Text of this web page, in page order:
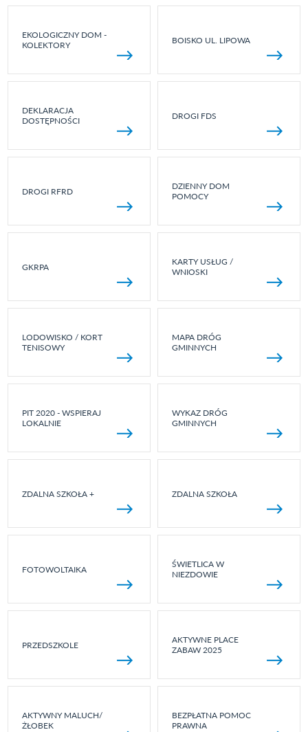
EKOLOGICZNY DOM -
KOLEKTORY
BOISKO UL. LIPOWA
DEKLARACJA
DOSTĘPNOŚCI
DROGI FDS
DROGI RFRD
DZIENNY DOM
POMOCY
GKRPA
KARTY USŁUG /
WNIOSKI
LODOWISKO / KORT
TENISOWY
MAPA DRÓG
GMINNYCH
PIT 2020 - WSPIERAJ
LOKALNIE
WYKAZ DRÓG
GMINNYCH
ZDALNA SZKOŁA + ZDALNA SZKOŁA
FOTOWOLTAIKA
ŚWIETLICA W
NIEZDOWIE
PRZEDSZKOLE
AKTYWNE PLACE
ZABAW 2025
AKTYWNY MALUCH/
ŻŁOBEK
BEZPŁATNA POMOC
PRAWNA